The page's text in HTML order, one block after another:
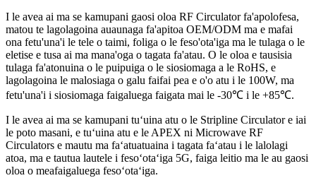
I le avea ai ma se kamupani gaosi oloa RF Circulator fa'apolofesa,
matou te lagolagoina auaunaga fa'apitoa OEM/ODM ma e mafai
ona fetu'una'i le tele o taimi, foliga o le feso'ota'iga ma le tulaga o le
eletise e tusa ai ma mana'oga o tagata fa'atau. O le oloa e tausisia
tulaga fa'atonuina o le puipuiga o le siosiomaga a le RoHS, e
lagolagoina le malosiaga o galu faifai pea e o'o atu i le 100W, ma
fetu'una'i i siosiomaga faigaluega faigata mai le -30℃ i le +85℃.
I le avea ai ma se kamupani tuʻuina atu o le Stripline Circulator e iai
le poto masani, e tuʻuina atu e le APEX ni Microwave RF
Circulators e mautu ma faʻatuatuaina i tagata faʻatau i le lalolagi
atoa, ma e tautua lautele i fesoʻotaʻiga 5G, faiga leitio ma le au gaosi
oloa o meafaigaluega fesoʻotaʻiga.